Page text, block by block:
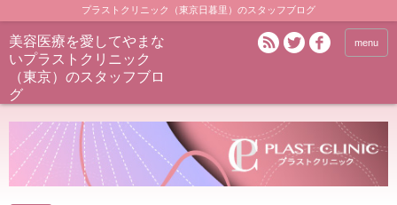
プラストクリニック（東京日暮里）のスタッフブログ
美容医療を愛してやまな
いプラストクリニック
（東京）のスタッフブロ
グ
menu